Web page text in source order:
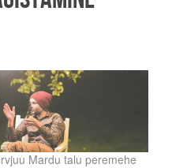
Mardu talu peremehe